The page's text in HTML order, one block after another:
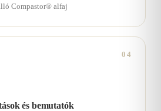
Compastor® alfaj
04
és bemutatók